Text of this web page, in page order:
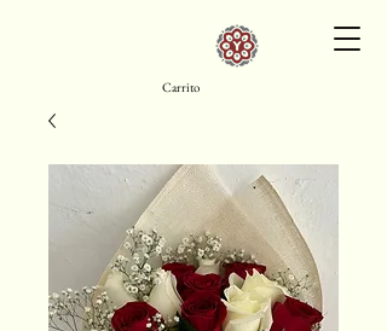
Carrito